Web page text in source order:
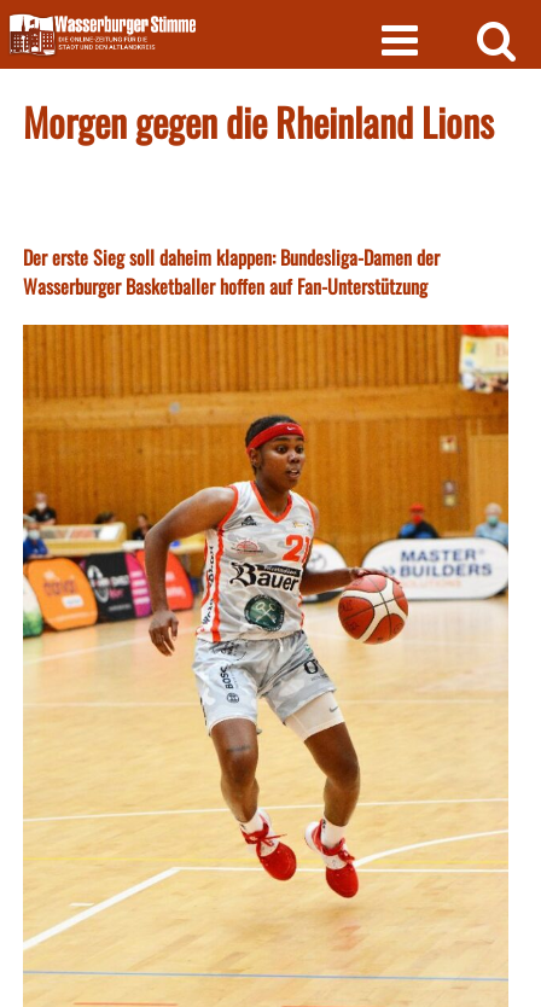
Skip
to
content
Morgen gegen die Rheinland Lions
Der erste Sieg soll daheim klappen: Bundesliga-Damen der
Wasserburger Basketballer hoffen auf Fan-Unterstützung